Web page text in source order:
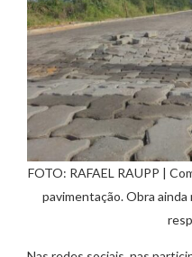
FOTO: RAFAEL RAUPP |
pavimentação. Obra